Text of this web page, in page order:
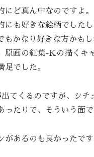
にど真ん中なのですよ。
にも好きな絵柄でしたし
かなり好きな方かもし
原画の紅葉-Kの描くキ
足でした。
てくるのですが、シチ
ったりで、そういう面で
があるのも良かったです